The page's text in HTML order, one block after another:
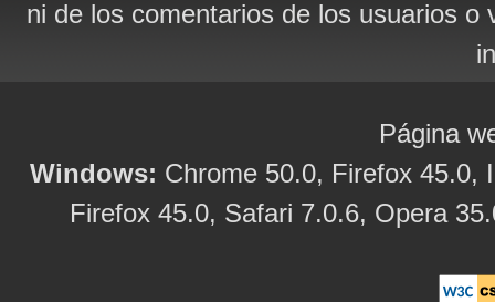
ni de los comentarios de los usuarios
Página
Windows: Chrome 50.0, Firefox 45.0,
Firefox 45.0, Safari 7.0.6, Opera